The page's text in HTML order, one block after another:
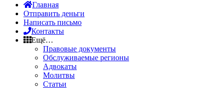
Главная
Отправить деньги
Написать письмо
Контакты
Ещё…
Правовые документы
Обслуживаемые регионы
Адвокаты
Молитвы
Статьи